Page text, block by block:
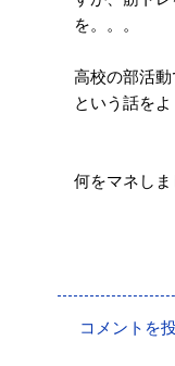
を。。。
高校の部活
という話を
何をマネしま
コメントを